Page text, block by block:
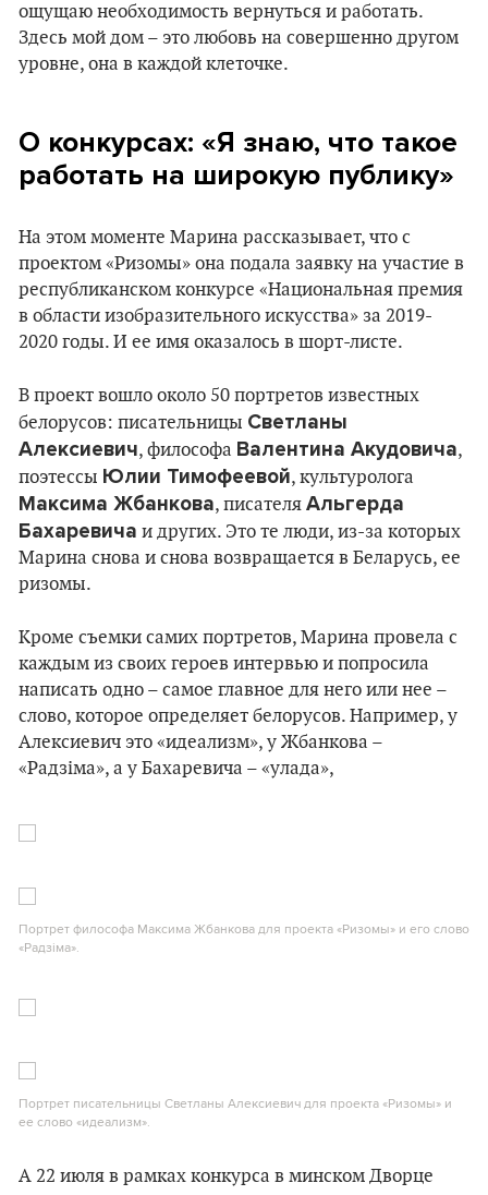
ощущаю необходимость вернуться и работать.
Здесь мой дом – это любовь на совершенно другом
уровне, она в каждой клеточке.
О конкурсах: «Я знаю, что такое
работать на широкую публику»
На этом моменте Марина рассказывает, что с
проектом «Ризомы» она подала заявку на участие в
республиканском конкурсе «Национальная премия
в области изобразительного искусства» за 2019-
2020 годы. И ее имя оказалось в шорт-листе.
В проект вошло около 50 портретов известных
белорусов: писательницы Светланы
Алексиевич, философа Валентина Акудовича,
поэтессы Юлии Тимофеевой, культуролога
Максима Жбанкова, писателя Альгерда
Бахаревича и других. Это те люди, из-за которых
Марина снова и снова возвращается в Беларусь, ее
ризомы.
Кроме съемки самих портретов, Марина провела с
каждым из своих героев интервью и попросила
написать одно – самое главное для него или нее –
слово, которое определяет белорусов. Например, у
Алексиевич это «идеализм», у Жбанкова –
«Радзіма», а у Бахаревича – «улада»,
Портрет философа Максима Жбанкова для проекта «Ризомы» и его слово
«Радзіма».
Портрет писательницы Светланы Алексиевич для проекта «Ризомы» и
ее слово «идеализм».
А 22 июля в рамках конкурса в минском Дворце